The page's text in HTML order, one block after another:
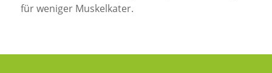
für weniger Muskelkater.